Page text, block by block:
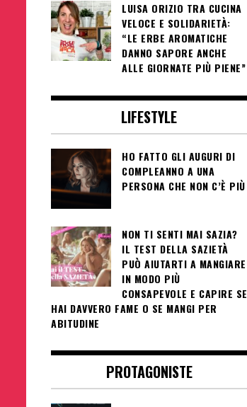
LUISA ORIZIO TRA CUCINA
VELOCE E SOLIDARIETÀ:
“LE ERBE AROMATICHE
DANNO SAPORE ANCHE
ALLE GIORNATE PIÙ PIENE”
LIFESTYLE
HO FATTO GLI AUGURI DI
COMPLEANNO A UNA
PERSONA CHE NON C’È PIÙ
NON TI SENTI MAI SAZIA?
IL TEST DELLA SAZIETÀ
PUÒ AIUTARTI A MANGIARE
IN MODO PIÙ
CONSAPEVOLE E CAPIRE SE
HAI DAVVERO FAME O SE MANGI PER
ABITUDINE
PROTAGONISTE